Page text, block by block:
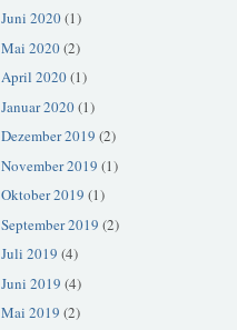
Juni 2020(1)
Mai 2020(2)
April 2020(1)
Januar 2020(1)
Dezember 2019 (2)
November 2019 (1)
Oktober 2019 (1)
September 2019 (2)
Juli 2019 (4)
Juni 2019 (4)
Mai 2019 (2)